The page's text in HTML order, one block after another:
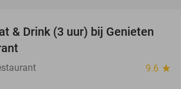
19%
& Drink (3 uur) bij Genieten
9.6 star